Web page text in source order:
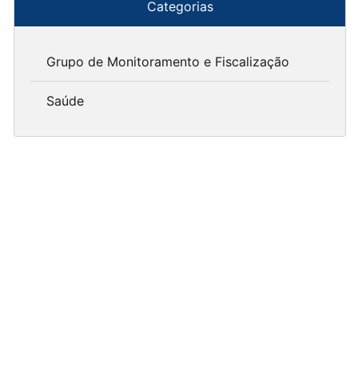
Categorias
Grupo de Monitoramento e Fiscalização
Saúde